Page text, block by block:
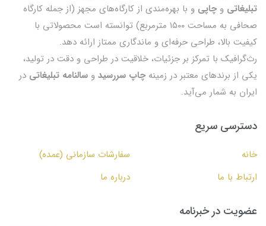
تبلیغاتی وچاپی و با بهره‌مندی از کارگاه‌های مجهز (از جمله کارگاه
صحافی به مساحت ۱۵۰۰ مترمربع) توانسته است محصولاتی با
کیفیت بالا، طراحی حرفه‌ای و ماندگاری ممتاز ارائه دهد.
رث‌گرافیک با تمرکز بر جزئیات، خلاقیت در طراحی و دقت در تولید،
یکی از برندهای معتبر در زمینهچاپ سررسید و سالنامه تبلیغاتی در
ایران به شمار می‌آید.
دسترسی سریع
خانه
سفارشات سازمانی (عمده)
ارتباط با ما
درباره ما
عضویت در خبرنامه